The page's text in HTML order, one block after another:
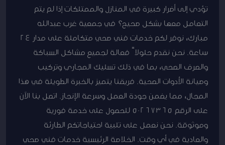
تؤدي إلى أضرار كبيرة في المنازل والممتلكات إذا لم يتم
التعامل معها بشكل صحيح؟ في جمعية غرب عبدالله
مبارك، نوفر لكم خدمات فني صحي متكاملة على مدار 24
ساعة. نحن نقدم حلولاً فعالة لجميع مشاكل السباكة
والصرف الصحي، بما في ذلك تسليك المجاري وتركيب
وصيانة الأدوات الصحية. فريقنا يتميز بالخبرة الطويلة في هذا
المجال، مما يضمن جودة العمل وسرعة الإنجاز. اتصل بنا الآن
على الرقم 50267365 للحصول على خدمة فورية
وموثوقة. نحن نعمل على تلبية احتياجاتكم الطارئة
والعادية في أي وقت. الخلاصة الرئيسية خدمات فني صحي